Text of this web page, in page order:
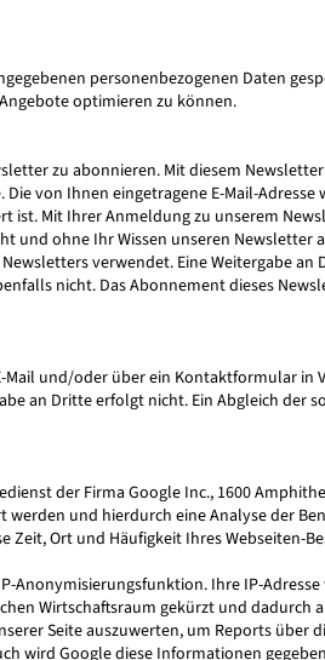
personenbezogenen Daten
optimieren zu können.
zu abonnieren. Mit diesem
von Ihnen eingetragene E-Mail-
ist. Mit Ihrer Anmeldung zu unserem
und ohne Ihr Wissen unseren
verwendet. Eine Weitergabe
nicht. Das Abonnement dieses
und/oder über ein Kontaktformular
an Dritte erfolgt nicht. Ein Abgleich
der Firma Google Inc., 1600
werden und hierdurch eine Analyse der
Ort und Häufigkeit Ihres
Anonymisierungsfunktion. Ihre IP-
Wirtschaftsraum gekürzt und dadurch
Seite auszuwerten, um Reports
wird Google diese Informationen